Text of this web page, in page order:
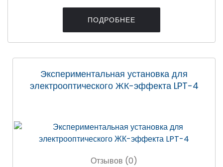
ПОДРОБНЕЕ
Экспериментальная установка для
электрооптического ЖК-эффекта LPT-4
Отзывов (0)